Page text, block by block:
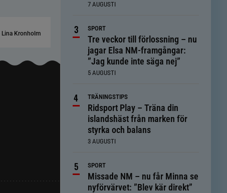
Lina Kronholm
7 AUGUSTI
SPORT
Tre veckor till förlossning – nu
jagar Elsa NM-framgångar:
”Jag kunde inte säga nej”
5 AUGUSTI
TRÄNINGSTIPS
Ridsport Play – Träna din
islandshäst från marken för
styrka och balans
3 AUGUSTI
SPORT
Missade NM – nu får Minna se
nyförvärvet: ”Blev kär direkt”